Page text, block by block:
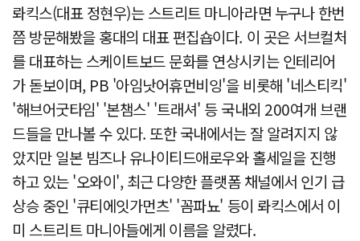
롸킥스(대표 정현우)는 스트리트 마니아라면 누구나 한번
쯤 방문해봤을 홍대의 대표 편집숍이다. 이 곳은 서브컬처
를 대표하는 스케이트보드 문화를 연상시키는 인테리어
가 돋보이며, PB '아임낫어휴먼비잉'을 비롯해 '네스티킥'
'해브어굿타임' '본챔스' '트래셔' 등 국내외 200여개 브랜
드들을 만나볼 수 있다. 또한 국내에서는 잘 알려지지 않
았지만 일본 빔즈나 유나이티드애로우와 홀세일을 진행
하고 있는 '오와이', 최근 다양한 플랫폼 채널에서 인기 급
상승 중인 '큐티에잇가먼츠' '꼼파뇨' 등이 롸킥스에서 이
미 스트리트 마니아들에게 이름을 알렸다.